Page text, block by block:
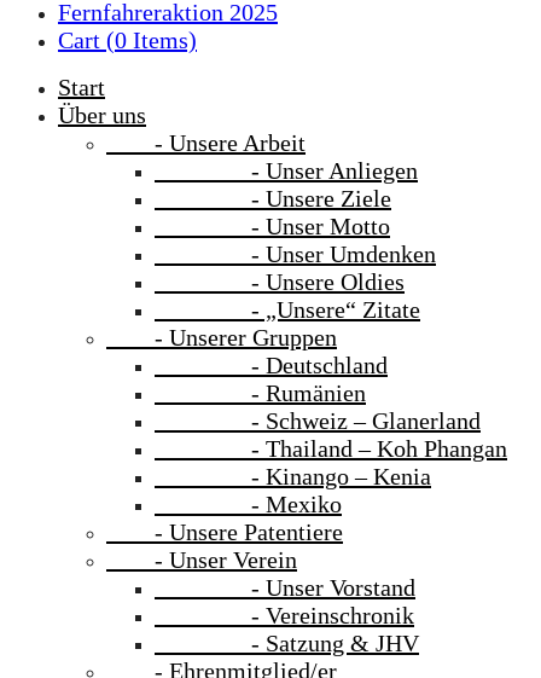
Fernfahreraktion 2025
Cart (0 Items)
Start
Über uns
- Unsere Arbeit
- Unser Anliegen
- Unsere Ziele
- Unser Motto
- Unser Umdenken
- Unsere Oldies
- „Unsere“ Zitate
- Unserer Gruppen
- Deutschland
- Rumänien
- Schweiz – Glanerland
- Thailand – Koh Phangan
- Kinango – Kenia
- Mexiko
- Unsere Patentiere
- Unser Verein
- Unser Vorstand
- Vereinschronik
- Satzung & JHV
- Ehrenmitglied/er